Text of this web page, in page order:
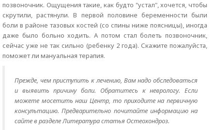
позвоночник. Ощущения такие, как будто "устал", хочется, чтобы
скрутили, растянули. В первой половине беременности были
боли в районе тазовых костей (со спины ниже поясницы), иногда
даже было больно ходить. А потом стал болеть позвоночник,
сейчас уже не так сильно (ребенку 2 года). Скажите пожалуйста,
поможет ли мануальная терапия.
Прежде, чем приступить к лечению, Вам надо обследоваться
и выявить причину боли. Обратитесь к неврологу. Если
можете мосетить наш Центр, то приходите на первичную
консультацию. Предварительно почитайте информацию на
сайте в разделе Литература статья Остеохондроз.